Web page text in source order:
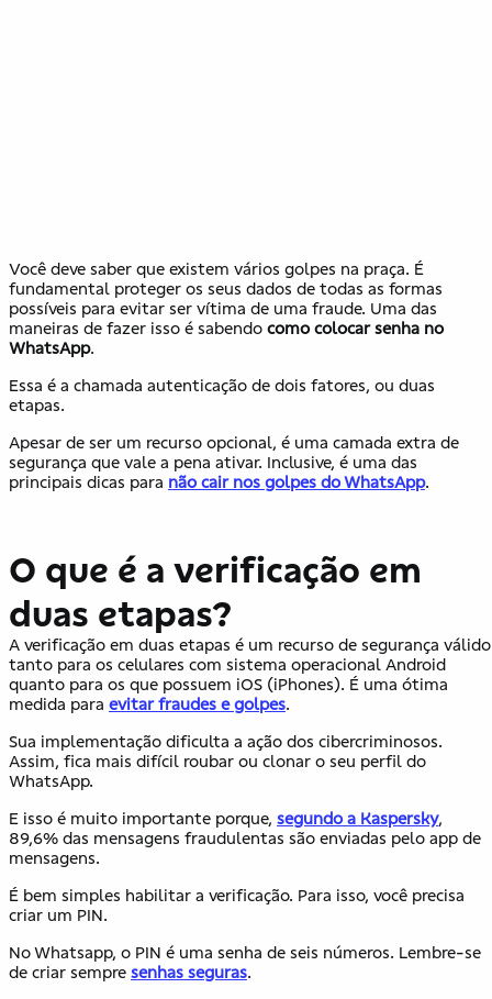
Você deve saber que existem vários golpes na praça. É
fundamental proteger os seus dados de todas as formas
possíveis para evitar ser vítima de uma fraude. Uma das
maneiras de fazer isso é sabendo como colocar senha no
WhatsApp.
Essa é a chamada autenticação de dois fatores, ou duas
etapas.
Apesar de ser um recurso opcional, é uma camada extra de
segurança que vale a pena ativar. Inclusive, é uma das
principais dicas para não cair nos golpes do WhatsApp.
O que é a verificação em
duas etapas?
A verificação em duas etapas é um recurso de segurança válido
tanto para os celulares com sistema operacional Android
quanto para os que possuem iOS (iPhones). É uma ótima
medida para evitar fraudes e golpes.
Sua implementação dificulta a ação dos cibercriminosos.
Assim, fica mais difícil roubar ou clonar o seu perfil do
WhatsApp.
E isso é muito importante porque, segundo a Kaspersky,
89,6% das mensagens fraudulentas são enviadas pelo app de
mensagens.
É bem simples habilitar a verificação. Para isso, você precisa
criar um PIN.
No Whatsapp, o PIN é uma senha de seis números. Lembre-se
de criar sempre senhas seguras.